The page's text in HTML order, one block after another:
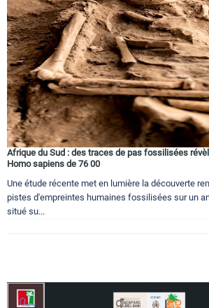
Circuits touristiques
Tourisme
Régions
Hotels
Evenements
Afrique du Sud : des traces de pas fossilisées
Homo sapiens de 76 00
Une étude récente met en lumière la découverte
pistes d'empreintes humaines fossilisées sur un
situé su...